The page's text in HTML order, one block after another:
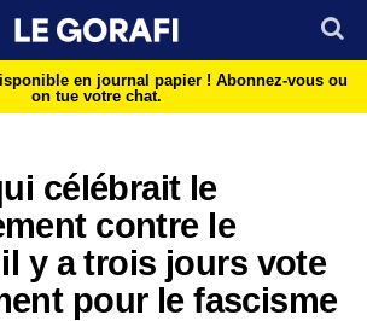
en journal papier ! Abonnez-vous ou
on tue votre chat.
célébrait le
contre le
y a trois jours vote
pour le fascisme